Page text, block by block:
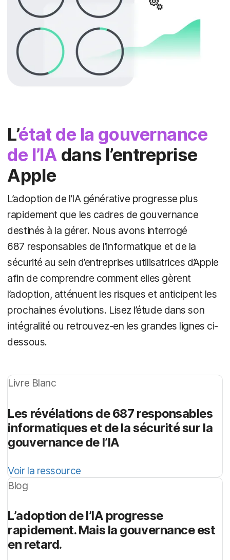
L’état de la gouvernance
de l’IA dans l’entreprise
Apple
L’adoption de l’IA générative progresse plus
rapidement que les cadres de gouvernance
destinés à la gérer. Nous avons interrogé
687 responsables de l’informatique et de la
sécurité au sein d’entreprises utilisatrices d’Apple
afin de comprendre comment elles gèrent
l’adoption, atténuent les risques et anticipent les
prochaines évolutions. Lisez l’étude dans son
intégralité ou retrouvez-en les grandes lignes ci-
dessous.
Livre Blanc
Les révélations de 687 responsables
informatiques et de la sécurité sur la
gouvernance de l’IA
Voir la ressource
Blog
L’adoption de l’IA progresse
rapidement. Mais la gouvernance est
en retard.